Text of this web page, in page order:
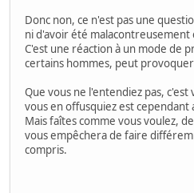
Donc non, ce n'est pas une
ni d'avoir été malacontreusement
C'est une réaction à un mode de
certains hommes, peut
Que vous ne l'entendiez pas,
vous en offusquiez est cependant
Mais faîtes comme vous voulez,
vous empêchera de faire
compris.